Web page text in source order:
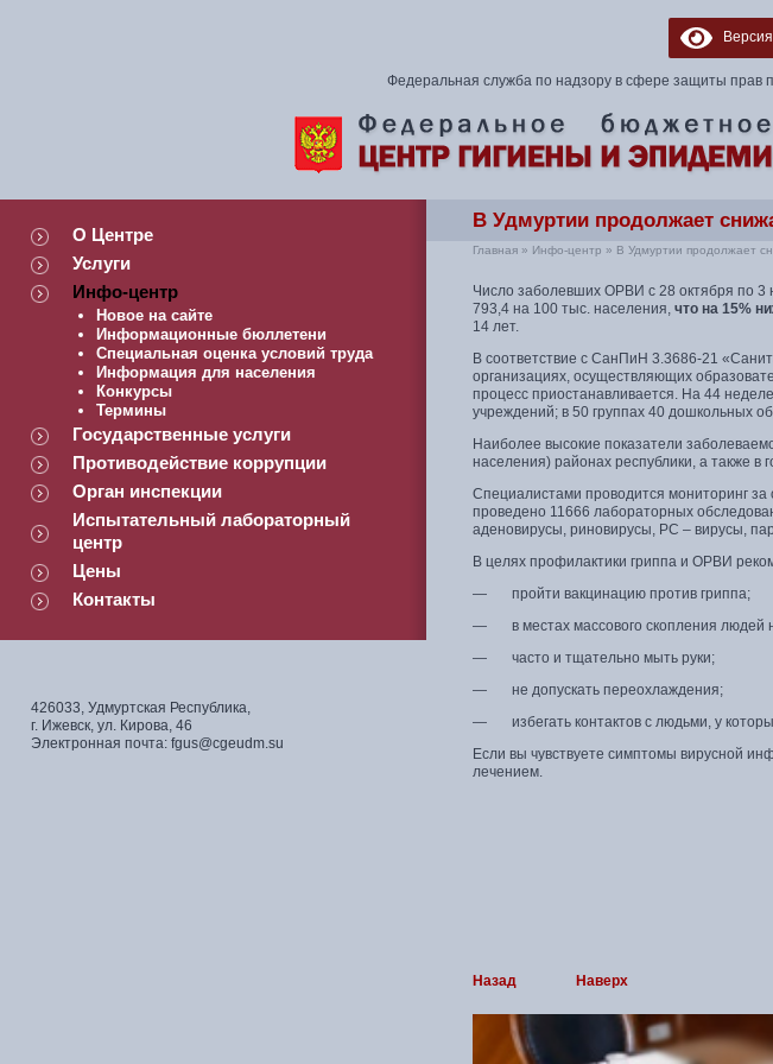
Версия
Федеральная служба по надзору в сфере защиты прав
О Центре
Услуги
Инфо-центр
Новое на сайте
Информационные бюллетени
Специальная оценка условий труда
Информация для населения
Конкурсы
Термины
Государственные услуги
Противодействие коррупции
Орган инспекции
Испытательный лабораторный
центр
Цены
Контакты
426033, Удмуртская Республика,
г. Ижевск, ул. Кирова, 46
Электронная почта: fgus@cgeudm.su
В Удмуртии продолжает
Главная » Инфо-центр » В Удмуртии продолжает
Число заболевших ОРВИ с 28 октября по 3
793,4 на 100 тыс. населения, что на 15%
14 лет.
В соответствие с СанПиН 3.3686-21
организациях, осуществляющих
процесс приостанавливается. На 44
учреждений; в 50 группах 40 дошкольных
Наиболее высокие показатели
населения) районах республики, а также
Специалистами проводится мониторинг
проведено 11666 лабораторных
аденовирусы, риновирусы, PC – вирусы,
В целях профилактики гриппа и ОРВИ
— пройти вакцинацию против гриппа;
— в местах массового скопления людей
— часто и тщательно мыть руки;
— не допускать переохлаждения;
— избегать контактов с людьми, у
Если вы чувствуете симптомы вирусной
лечением.
Назад Наверх